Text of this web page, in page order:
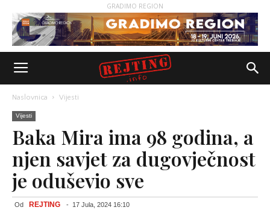
GRADIMO REGION
Naslovnica Vijesti
Vijesti
Baka Mira ima 98 godina, a
njen savjet za dugovječnost
je oduševio sve
Od REJTING - 17 Jula, 2024 16:10